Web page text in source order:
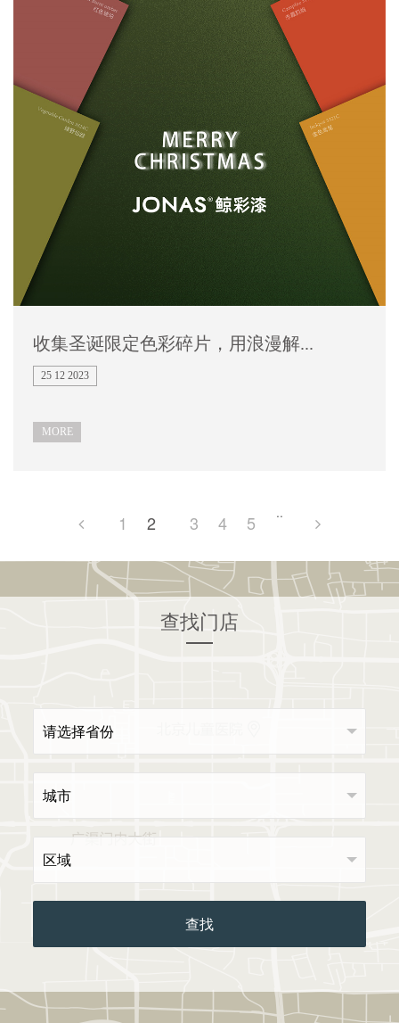
收集圣诞限定色彩碎片，用浪漫解...
25 12 2023
MORE
1 2 3 4 5 ..
查找门店